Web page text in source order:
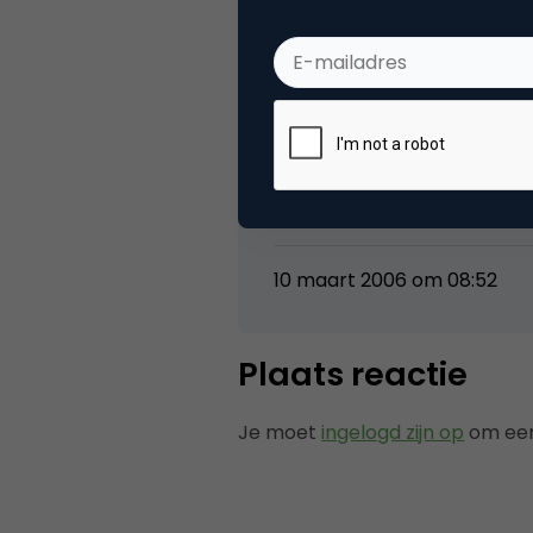
media
10 maart 2006 om 08:52
Plaats reactie
Je moet ingelogd zijn op om